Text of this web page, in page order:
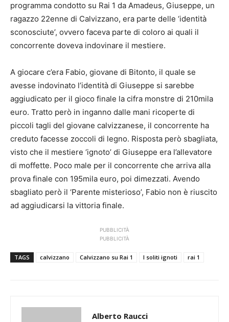
programma condotto su Rai 1 da Amadeus, Giuseppe, un
ragazzo 22enne di Calvizzano, era parte delle ‘identità
sconosciute’, ovvero faceva parte di coloro ai quali il
concorrente doveva indovinare il mestiere.
A giocare c’era Fabio, giovane di Bitonto, il quale se
avesse indovinato l’identità di Giuseppe si sarebbe
aggiudicato per il gioco finale la cifra monstre di 210mila
euro. Tratto però in inganno dalle mani ricoperte di
piccoli tagli del giovane calvizzanese, il concorrente ha
creduto facesse zoccoli di legno. Risposta però sbagliata,
visto che il mestiere ‘ignoto’ di Giuseppe era l’allevatore
di moffette. Poco male per il concorrente che arriva alla
prova finale con 195mila euro, poi dimezzati. Avendo
sbagliato però il ‘Parente misterioso’, Fabio non è riuscito
ad aggiudicarsi la vittoria finale.
PUBBLICITÀ
PUBBLICITÀ
TAGS calvizzano Calvizzano su Rai 1 I soliti ignoti rai 1
Alberto Raucci